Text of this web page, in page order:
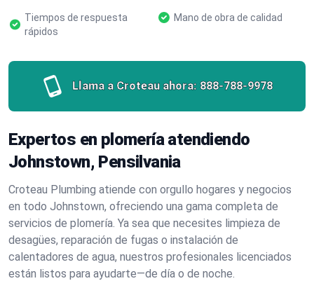
Tiempos de respuesta
rápidos
Mano de obra de calidad
Llama a Croteau ahora: 888-788-9978
Expertos en plomería atendiendo
Johnstown, Pensilvania
Croteau Plumbing atiende con orgullo hogares y negocios
en todo Johnstown, ofreciendo una gama completa de
servicios de plomería. Ya sea que necesites limpieza de
desagües, reparación de fugas o instalación de
calentadores de agua, nuestros profesionales licenciados
están listos para ayudarte—de día o de noche.